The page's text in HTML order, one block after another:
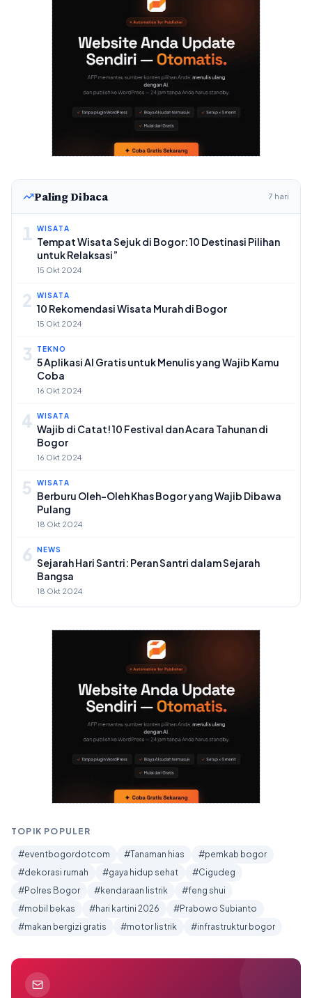
Paling Dibaca 7 hari
1 WISATA
Tempat Wisata Sejuk di Bogor: 10 Destinasi Pilihan
untuk Relaksasi”
15 Okt 2024
2 WISATA
10 Rekomendasi Wisata Murah di Bogor
15 Okt 2024
3 TEKNO
5 Aplikasi AI Gratis untuk Menulis yang Wajib Kamu
Coba
16 Okt 2024
4 WISATA
Wajib di Catat! 10 Festival dan Acara Tahunan di
Bogor
16 Okt 2024
5 WISATA
Berburu Oleh-Oleh Khas Bogor yang Wajib Dibawa
Pulang
18 Okt 2024
6 NEWS
Sejarah Hari Santri: Peran Santri dalam Sejarah
Bangsa
18 Okt 2024
TOPIK POPULER
#eventbogordotcom #Tanaman hias
#pemkab bogor
#dekorasi rumah
#gaya hidup sehat
#Cigudeg
#Polres Bogor
#kendaraan listrik
#feng shui
#mobil bekas
#hari kartini 2026
#Prabowo Subianto
#makan bergizi gratis
#motor listrik #infrastruktur bogor